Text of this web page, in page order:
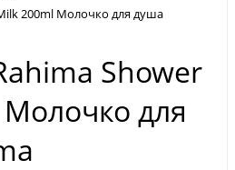
200ml Молочко для душа
Shower
для